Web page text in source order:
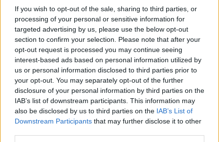
If you wish to opt-out of the sale, sharing to third parties, or
processing of your personal or sensitive information for
targeted advertising by us, please use the below opt-out
section to confirm your selection. Please note that after your
opt-out request is processed you may continue seeing
interest-based ads based on personal information utilized by
us or personal information disclosed to third parties prior to
your opt-out. You may separately opt-out of the further
disclosure of your personal information by third parties on the
IAB’s list of downstream participants. This information may
also be disclosed by us to third parties on the IAB’s List of
Downstream Participants that may further disclose it to other
önmagának, hogy az egészet elkapkodták, és a terv,
amellyel nekivágott a nyárnak, úgy ahogy volt, pocséknak
tűnt. Visszakozni azonban nem lehetett.
Amikor azonban vagy tízórás út után meglátta a tengert,
már nem érdekelte kifogás. Majd lesz valahogy, nyugtatta
magát. A GPS irgalmatlan kerülőutakon vezette el a kis
kunyhóhoz, ami pontosan olyan volt, mint amit ígért: egy
szoba, egy zsebkendőnyi konyha és fürdőszoba, de a
tengerre nézett és körös-körül a domboldalon olajfák
nőttek. Életében nem látott ennyire szép tájat, és nem